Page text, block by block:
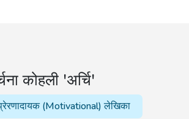
कोहली 'अर्चि'
(Motivational) लेखिका